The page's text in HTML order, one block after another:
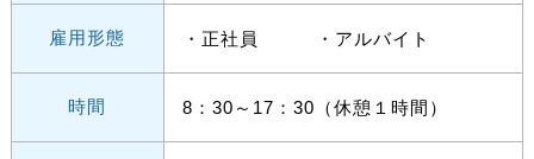
雇用形態 ・正社員 ・アルバイト
時間 8：30～17：30（休憩１時間）